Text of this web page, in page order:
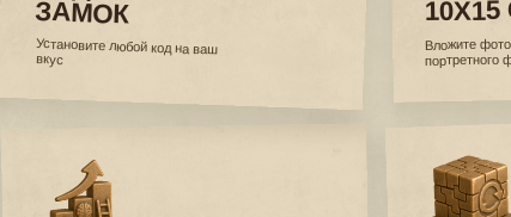
ИСПЫТАНИЕ
Соберите сами, перезарядите